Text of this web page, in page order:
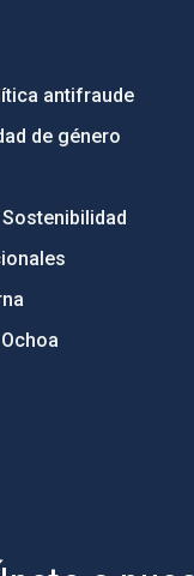
antifraude
de género